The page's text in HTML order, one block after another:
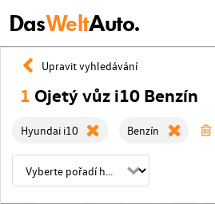
DasWeltAuto.
Upravit vyhledávání
1 Ojetý vůz i10 Benzín
Hyundai i10 Benzín